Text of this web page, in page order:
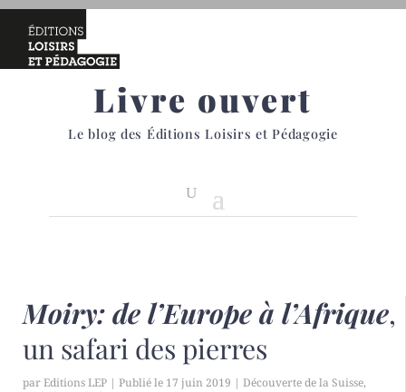
Livre ouvert
Le blog des Éditions Loisirs et Pédagogie
Moiry: de l’Europe à l’Afrique,
un safari des pierres
parEditions LEP | 17 juin 2019 | Découverte de la Suisse,